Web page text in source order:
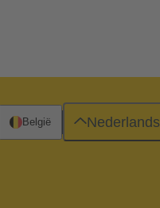
België Nederlands